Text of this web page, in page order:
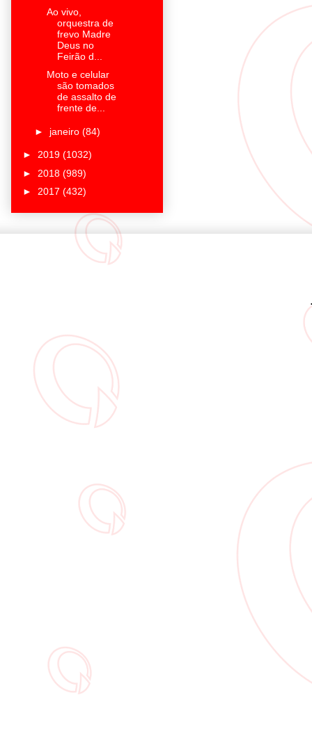
Ao vivo,
orquestra de
frevo Madre
Deus no
Feirão d...
Moto e celular
são tomados
de assalto de
frente de...
► janeiro (84)
► 2019 (1032)
► 2018 (989)
► 2017 (432)